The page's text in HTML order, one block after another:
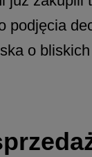
podjęcia
o